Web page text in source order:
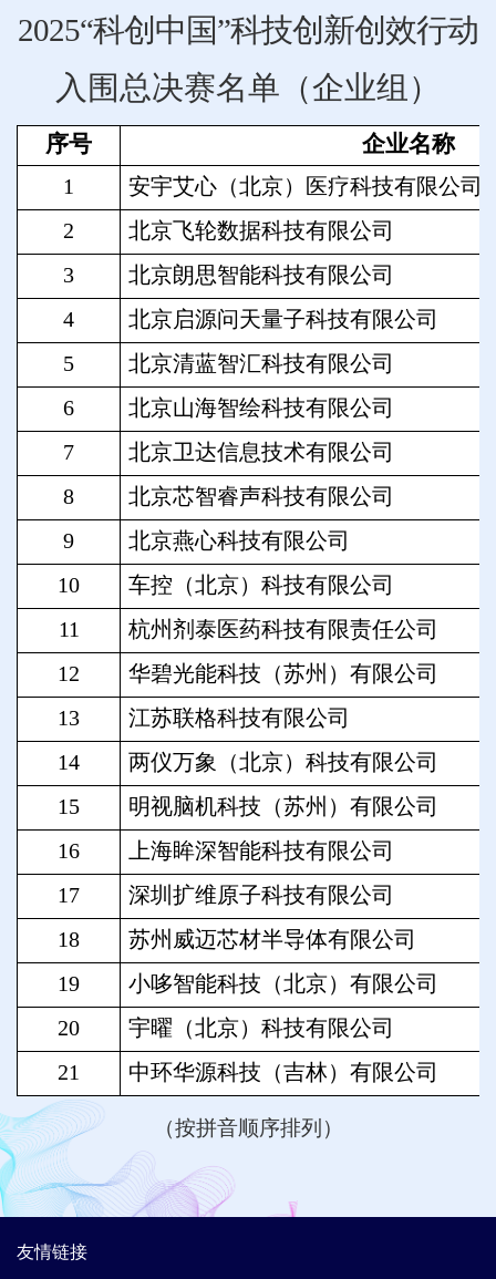
2025“科创中国”科技创新创效行动
入围总决赛名单（企业组）
序号 企业名称
1
安宇艾心（北京）医疗科技有限公司
2
北京飞轮数据科技有限公司
3
北京朗思智能科技有限公司
4
北京启源问天量子科技有限公司
5
北京清蓝智汇科技有限公司
6
北京山海智绘科技有限公司
7
北京卫达信息技术有限公司
8
北京芯智睿声科技有限公司
9
北京燕心科技有限公司
10
车控（北京）科技有限公司
11
杭州剂泰医药科技有限责任公司
12
华碧光能科技（苏州）有限公司
13
江苏联格科技有限公司
14
两仪万象（北京）科技有限公司
15
明视脑机科技（苏州）有限公司
16
上海眸深智能科技有限公司
17
深圳扩维原子科技有限公司
18
苏州威迈芯材半导体有限公司
19
小哆智能科技（北京）有限公司
20
宇曜（北京）科技有限公司
21
中环华源科技（吉林）有限公司
（按拼音顺序排列）
友情链接